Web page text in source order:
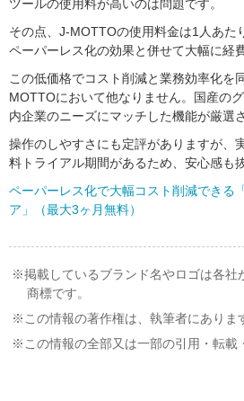
ツールの使用料が高いのは問題です。
その点、J-MOTTOの使用料金は1人あた
ペーパーレス化の効果と併せて大幅に経
この低価格でコスト削減と業務効率化を
MOTTOにおいて他なりません。国産の
内企業のニーズにマッチした機能が厳選
操作のしやすさにも定評がありますが、
料トライアル期間があるため、安心感も
ペーパーレス化で大幅コスト削減できる
ア」（最大3ヶ月無料）
掲載しているブランド名やロゴは各社
商標です。
この情報の著作権は、執筆者にありま
この情報の全部又は一部の引用・転載